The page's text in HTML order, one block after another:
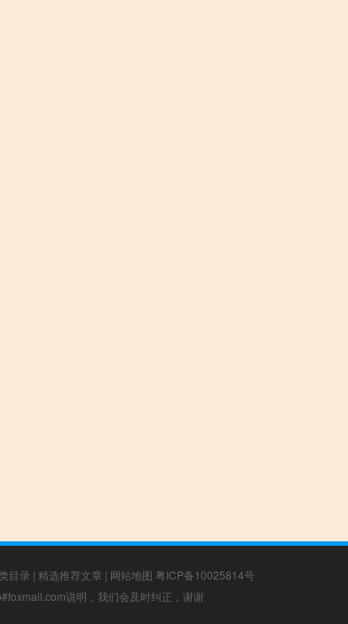
目录 | 精选推荐文章 | 网站地图 粤ICP备10025814号
说明，我们会及时纠正，谢谢